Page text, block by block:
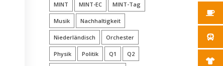
MINT MINT-EC MINT-Tag
Musik Nachhaltigkeit
Niederländisch Orchester
Physik Politik Q1 Q2